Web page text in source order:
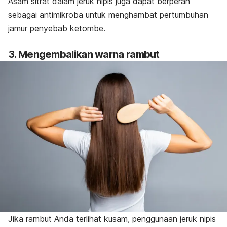
sebagai antimikroba untuk menghambat pertumbuhan
jamur penyebab ketombe.
3. Mengembalikan warna rambut
Jika rambut Anda terlihat kusam, penggunaan jeruk nipis